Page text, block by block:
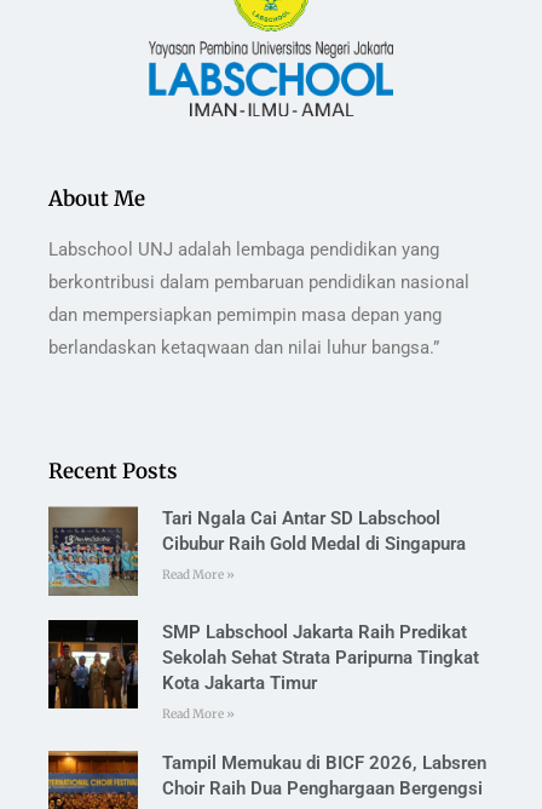
About Me
Labschool UNJ adalah lembaga pendidikan yang
berkontribusi dalam pembaruan pendidikan nasional
dan mempersiapkan pemimpin masa depan yang
berlandaskan ketaqwaan dan nilai luhur bangsa.”
Recent Posts
Tari Ngala Cai Antar SD Labschool
Cibubur Raih Gold Medal di Singapura
Read More »
SMP Labschool Jakarta Raih Predikat
Sekolah Sehat Strata Paripurna Tingkat
Kota Jakarta Timur
Read More »
Tampil Memukau di BICF 2026, Labsren
Choir Raih Dua Penghargaan Bergengsi